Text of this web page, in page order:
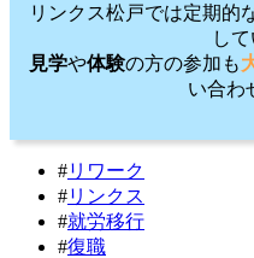
リンクス松戸では定期的
して
見学や体験の方の参加も
い合わ
#リワーク
#リンクス
#就労移行
#復職